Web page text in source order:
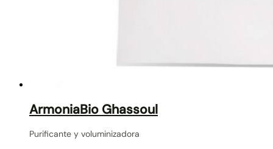
ArmoniaBio Ghassoul
Purificante y voluminizadora